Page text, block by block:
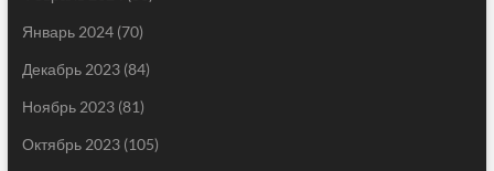
Январь 2024(70)
Декабрь 2023(84)
Ноябрь 2023(81)
Октябрь 2023(105)